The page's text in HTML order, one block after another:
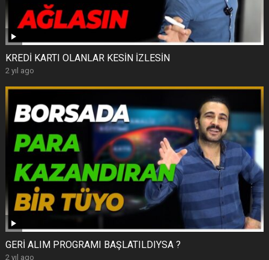
KREDİ KARTI OLANLAR KESİN İZLESİN
2 yıl ago
GERİ ALIM PROGRAMI BAŞLATILDIYSA ?
2 yıl ago